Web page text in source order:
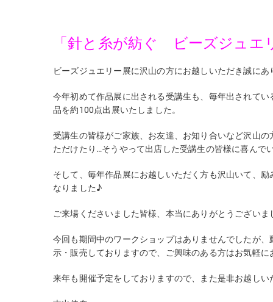
「針と糸が紡ぐ ビーズジュエ
ビーズジュエリー展に沢山の方にお越しいただき誠に
今年初めて作品展に出される受講生も、毎年出されて
品を約100点出展いたしました。
受講生の皆様がご家族、お友達、お知り合いなど沢山
ただけたり…そうやって出店した受講生の皆様に喜んで
そして、毎年作品展にお越しいただく方も沢山いて、
なりました♪
ご来場くださいました皆様、本当にありがとうございま
今回も期間中のワークショップはありませんでしたが
示・販売しておりますので、ご興味のある方はお気軽に
来年も開催予定をしておりますので、また是非お越し